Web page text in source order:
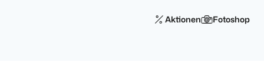
Aktionen Fotoshop